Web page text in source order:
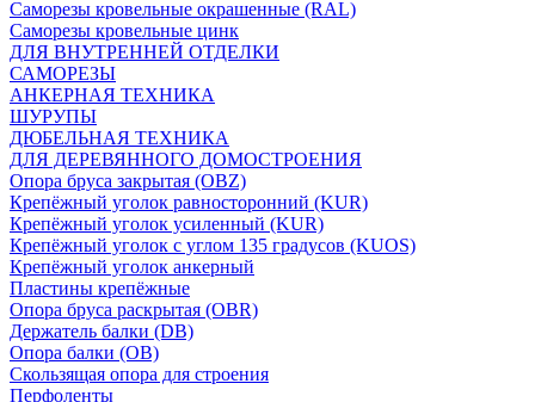
Саморезы кровельные окрашенные (RAL)
Саморезы кровельные цинк
ДЛЯ ВНУТРЕННЕЙ ОТДЕЛКИ
САМОРЕЗЫ
АНКЕРНАЯ ТЕХНИКА
ШУРУПЫ
ДЮБЕЛЬНАЯ ТЕХНИКА
ДЛЯ ДЕРЕВЯННОГО ДОМОСТРОЕНИЯ
Опора бруса закрытая (OBZ)
Крепёжный уголок равносторонний (KUR)
Крепёжный уголок усиленный (KUR)
Крепёжный уголок с углом 135 градусов (KUOS)
Крепёжный уголок анкерный
Пластины крепёжные
Опора бруса раскрытая (OBR)
Держатель балки (DB)
Опора балки (ОВ)
Скользящая опора для строения
Перфоленты